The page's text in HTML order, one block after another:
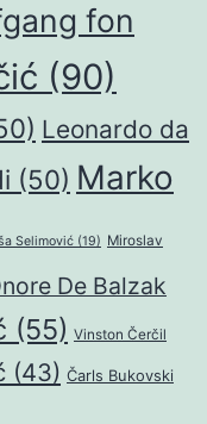
fon
(90)
Leonardo da
(50) Marko
Selimović (19) Miroslav
De Balzak
(55) Vinston Čerčil
(43) Čarls Bukovski